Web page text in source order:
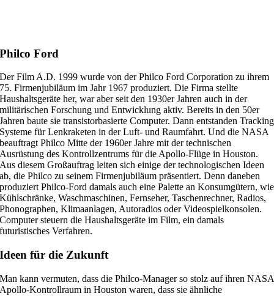
Philco Ford
Der Film A.D. 1999 wurde von der Philco Ford Corporation zu ihrem
75. Firmenjubiläum im Jahr 1967 produziert. Die Firma stellte
Haushaltsgeräte her, war aber seit den 1930er Jahren auch in der
militärischen Forschung und Entwicklung aktiv. Bereits in den 50er
Jahren baute sie transistorbasierte Computer. Dann entstanden Tracking
Systeme für Lenkraketen in der Luft- und Raumfahrt. Und die NASA
beauftragt Philco Mitte der 1960er Jahre mit der technischen
Ausrüstung des Kontrollzentrums für die Apollo-Flüge in Houston.
Aus diesem Großauftrag leiten sich einige der technologischen Ideen
ab, die Philco zu seinem Firmenjubiläum präsentiert. Denn daneben
produziert Philco-Ford damals auch eine Palette an Konsumgütern, wie
Kühlschränke, Waschmaschinen, Fernseher, Taschenrechner, Radios,
Phonographen, Klimaanlagen, Autoradios oder Videospielkonsolen.
Computer steuern die Haushaltsgeräte im Film, ein damals
futuristisches Verfahren.
Ideen für die Zukunft
Man kann vermuten, dass die Philco-Manager so stolz auf ihren NASA
Apollo-Kontrollraum in Houston waren, dass sie ähnliche